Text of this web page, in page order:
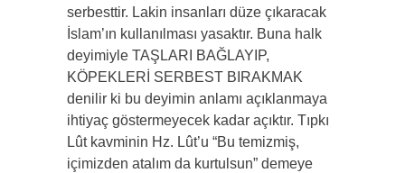
serbesttir. Lakin insanları düze çıkaracak
İslam’ın kullanılması yasaktır. Buna halk
deyimiyle TAŞLARI BAĞLAYIP,
KÖPEKLERİ SERBEST BIRAKMAK
denilir ki bu deyimin anlamı açıklanmaya
ihtiyaç göstermeyecek kadar açıktır. Tıpkı
Lût kavminin Hz. Lût’u “Bu temizmiş,
içimizden atalım da kurtulsun” demeye